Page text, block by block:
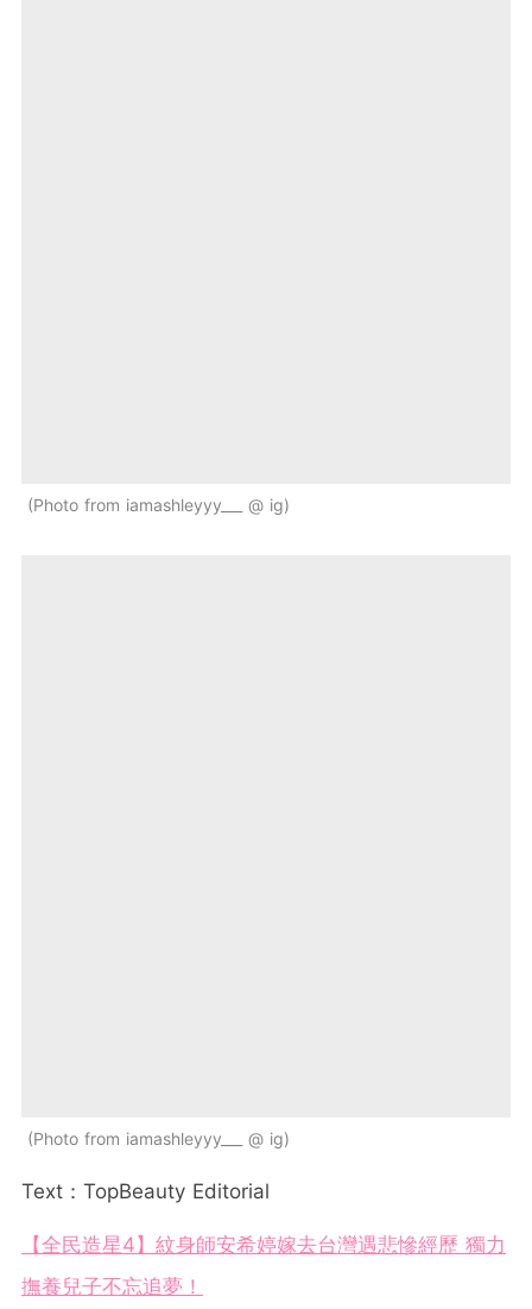
Photo from iamashleyyy___ @ ig
Photo from iamashleyyy___ @ ig
Text：TopBeauty Editorial
【全民造星4】紋身師安希婷嫁去台灣遇悲慘經歷 獨力
撫養兒子不忘追夢！